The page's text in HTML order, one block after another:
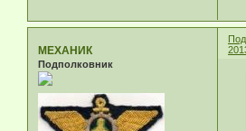
МЕХАНИК
Подполковник